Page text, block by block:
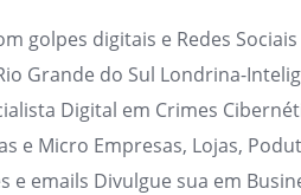
golpes digitais e Redes Sociais
Grande do Sul Londrina-
Digital em Crimes
e Micro Empresas, Lojas,
e emails Divulgue sua em